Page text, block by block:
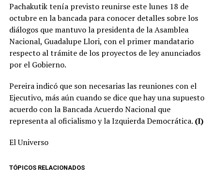
Pachakutik tenía previsto reunirse este lunes 18 de
octubre en la bancada para conocer detalles sobre los
diálogos que mantuvo la presidenta de la Asamblea
Nacional, Guadalupe Llori, con el primer mandatario
respecto al trámite de los proyectos de ley anunciados
por el Gobierno.
Pereira indicó que son necesarias las reuniones con el
Ejecutivo, más aún cuando se dice que hay una supuesto
acuerdo con la Bancada Acuerdo Nacional que
representa al oficialismo y la Izquierda Democrática. (I)
El Universo
TÓPICOS RELACIONADOS